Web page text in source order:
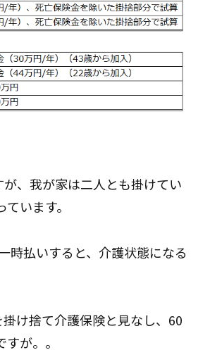
、我が家は二人とも掛けてい
います。
時払いすると、介護状態になる
け捨て介護保険と見なし、60
が。。